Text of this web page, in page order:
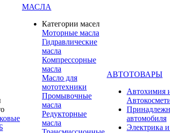
МАСЛА
Категории масел
Моторные масла
Гидравлические
масла
Компрессорные
масла
Масло для
мототехники
Промывочные
масла
Редукторные
масла
АВТОТОВАРЫ
Автохимия
автомобиля
Электрика